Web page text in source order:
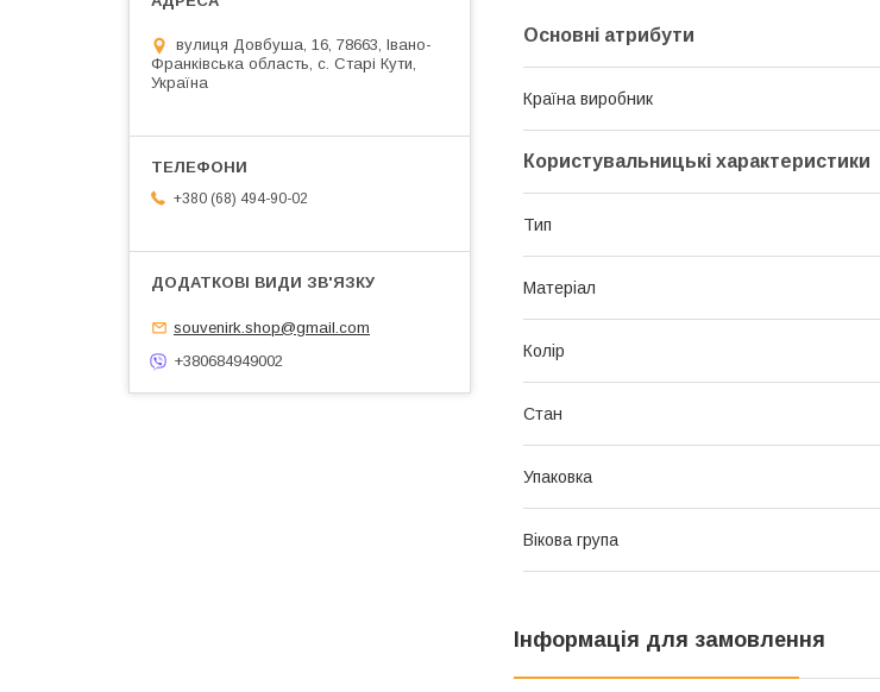
Основні атрибути
Країна виробник
Користувальницькі характеристики
Тип
Матеріал
Колір
Стан
Упаковка
Вікова група
Інформація для замовлення
вулиця Довбуша, 16, 78663, Івано-
Франківська область, с. Старі Кути,
Україна
+380 (68) 494-90-02
souvenirk.shop@gmail.com
+380684949002